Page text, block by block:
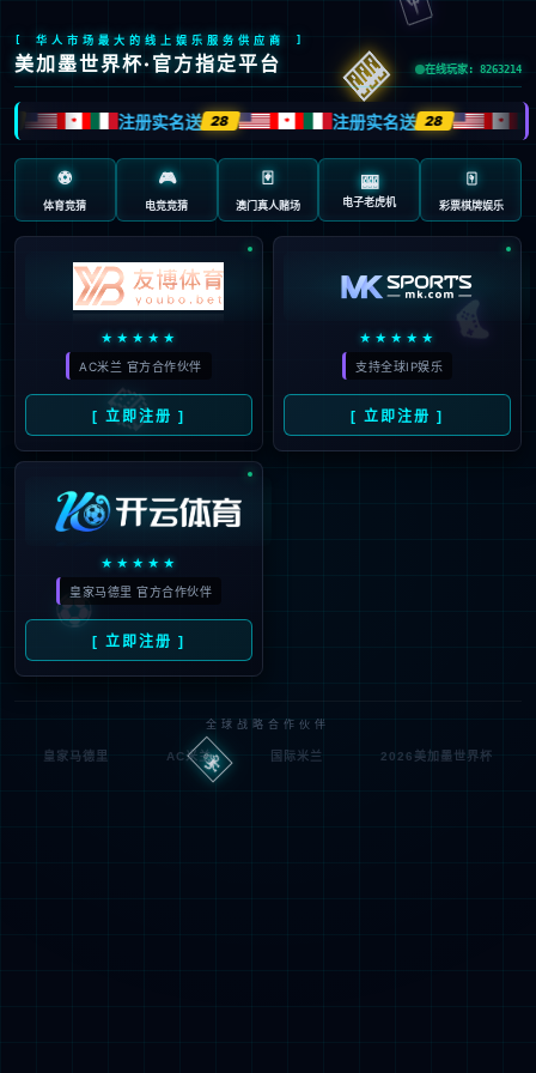
页面错误！请稍后再试～
V5.0.9 { 十年磨一剑-为API开发设计的高性能框架 }